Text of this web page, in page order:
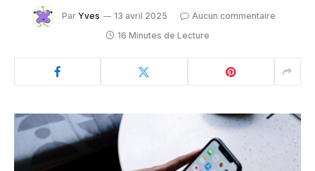
Par Yves 13 avril 2025
Aucun commentaire
16 Minutes de Lecture